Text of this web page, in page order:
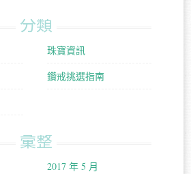
分類
珠寶資訊
鑽戒挑選指南
彙整
2017 年 5 月